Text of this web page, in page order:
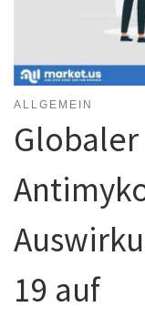
ALLGEMEIN
19 auf